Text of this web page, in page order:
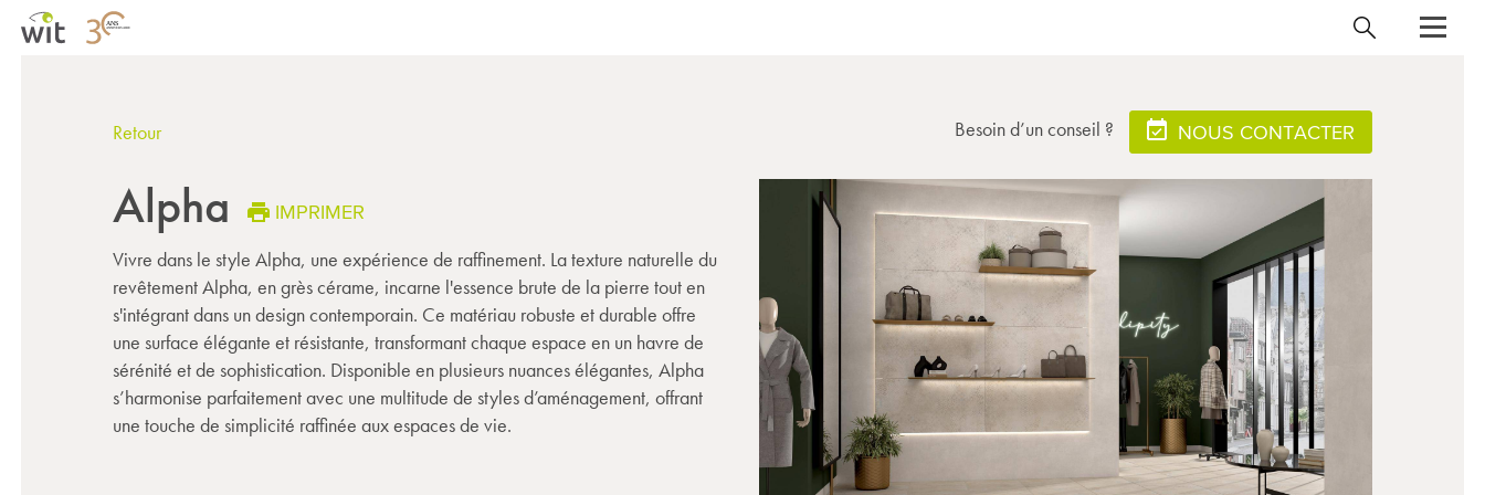
Retour Besoin d’un conseil ? NOUS CONTACTER
Alpha IMPRIMER
Vivre dans le style Alpha, une expérience de raffinement. La texture naturelle du
revêtement Alpha, en grès cérame, incarne l'essence brute de la pierre tout en
s'intégrant dans un design contemporain. Ce matériau robuste et durable offre
une surface élégante et résistante, transformant chaque espace en un havre de
sérénité et de sophistication. Disponible en plusieurs nuances élégantes, Alpha
s’harmonise parfaitement avec une multitude de styles d’aménagement, offrant
une touche de simplicité raffinée aux espaces de vie.